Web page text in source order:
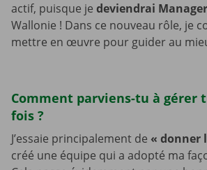
actif, puisque je deviendrai
Wallonie ! Dans ce nouveau rôle, je
mettre en œuvre pour guider au
Comment parviens-tu à gérer
fois ?
J’essaie principalement de « donner
créé une équipe qui a adopté ma